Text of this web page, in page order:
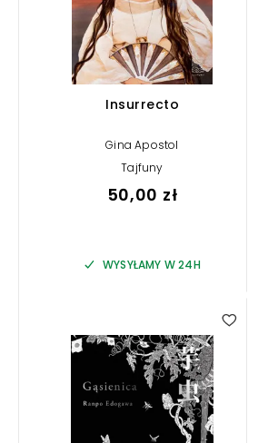
Insurrecto
Gina Apostol
Tajfuny
50,00 zł
WYSYŁAMY W 24H